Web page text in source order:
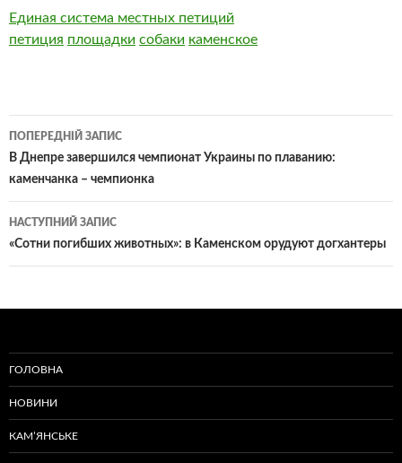
Единая система местных петиций
петиция площадки собаки каменское
Навігація
по
ПОПЕРЕДНІЙ ЗАПИС
В Днепре завершился чемпионат Украины по плаванию:
каменчанка – чемпионка
НАСТУПНИЙ ЗАПИС
«Сотни погибших животных»: в Каменском орудуют догхантеры
ГОЛОВНА
НОВИНИ
КАМ’ЯНСЬКЕ